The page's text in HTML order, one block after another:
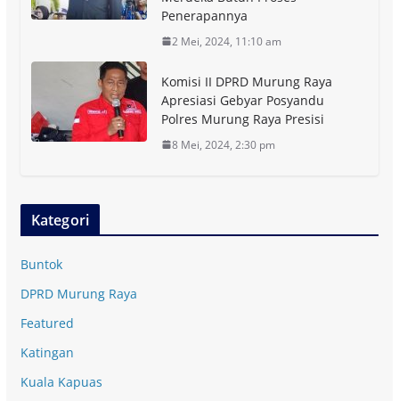
Penerapannya
2 Mei, 2024, 11:10 am
Komisi II DPRD Murung Raya
Apresiasi Gebyar Posyandu
Polres Murung Raya Presisi
8 Mei, 2024, 2:30 pm
Kategori
Buntok
DPRD Murung Raya
Featured
Katingan
Kuala Kapuas